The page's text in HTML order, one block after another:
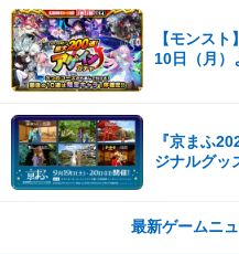
【モンス
10日（月）
『京まふ
ジナルグッ
最新ゲームニ